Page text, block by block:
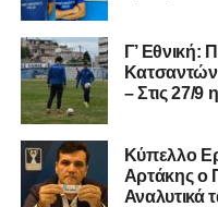
Ταμυναϊκός
Φωκικός
Συνολικά, στην1η φάση
130 ομάδες
φιναλίστ των ΕΠΣ που
έχουν χωριστεί σε14
ολοκλήρωση της
Γ’ Εθνική:
– Στις 27/9
Kύπελλο
Αρτάκης ο
Αναλυτικά